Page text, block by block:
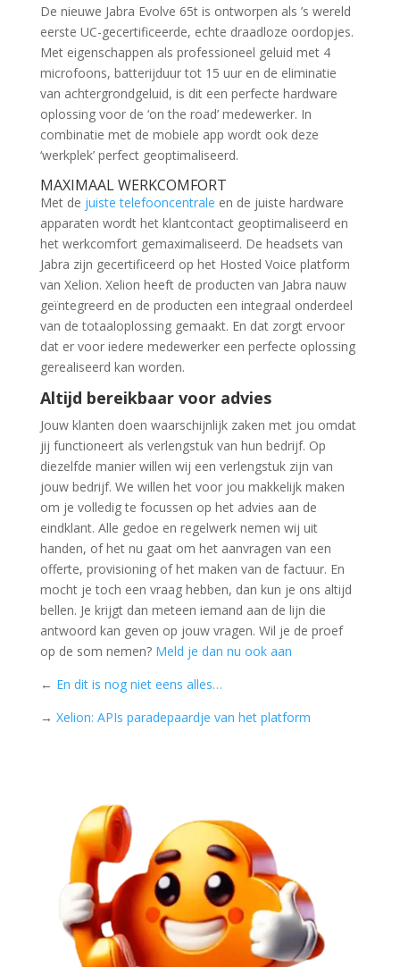
De nieuwe Jabra Evolve 65t is ontworpen als ’s wereld
eerste UC-gecertificeerde, echte draadloze oordopjes.
Met eigenschappen als professioneel geluid met 4
microfoons, batterijduur tot 15 uur en de eliminatie
van achtergrondgeluid, is dit een perfecte hardware
oplossing voor de ‘on the road’ medewerker. In
combinatie met de mobiele app wordt ook deze
‘werkplek’ perfect geoptimaliseerd.
MAXIMAAL WERKCOMFORT
Met de juiste telefooncentrale en de juiste hardware
apparaten wordt het klantcontact geoptimaliseerd en
het werkcomfort gemaximaliseerd. De headsets van
Jabra zijn gecertificeerd op het Hosted Voice platform
van Xelion. Xelion heeft de producten van Jabra nauw
geïntegreerd en de producten een integraal onderdeel
van de totaaloplossing gemaakt. En dat zorgt ervoor
dat er voor iedere medewerker een perfecte oplossing
gerealiseerd kan worden.
Altijd bereikbaar voor advies
Jouw klanten doen waarschijnlijk zaken met jou omdat
jij functioneert als verlengstuk van hun bedrijf. Op
diezelfde manier willen wij een verlengstuk zijn van
jouw bedrijf. We willen het voor jou makkelijk maken
om je volledig te focussen op het advies aan de
eindklant. Alle gedoe en regelwerk nemen wij uit
handen, of het nu gaat om het aanvragen van een
offerte, provisioning of het maken van de factuur. En
mocht je toch een vraag hebben, dan kun je ons altijd
bellen. Je krijgt dan meteen iemand aan de lijn die
antwoord kan geven op jouw vragen. Wil je de proef
op de som nemen? Meld je dan nu ook aan
← En dit is nog niet eens alles…
→ Xelion: APIs paradepaardje van het platform